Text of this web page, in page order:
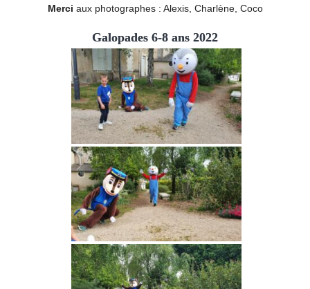
Merci aux photographes : Alexis, Charlène, Coco
Galopades 6-8 ans 2022